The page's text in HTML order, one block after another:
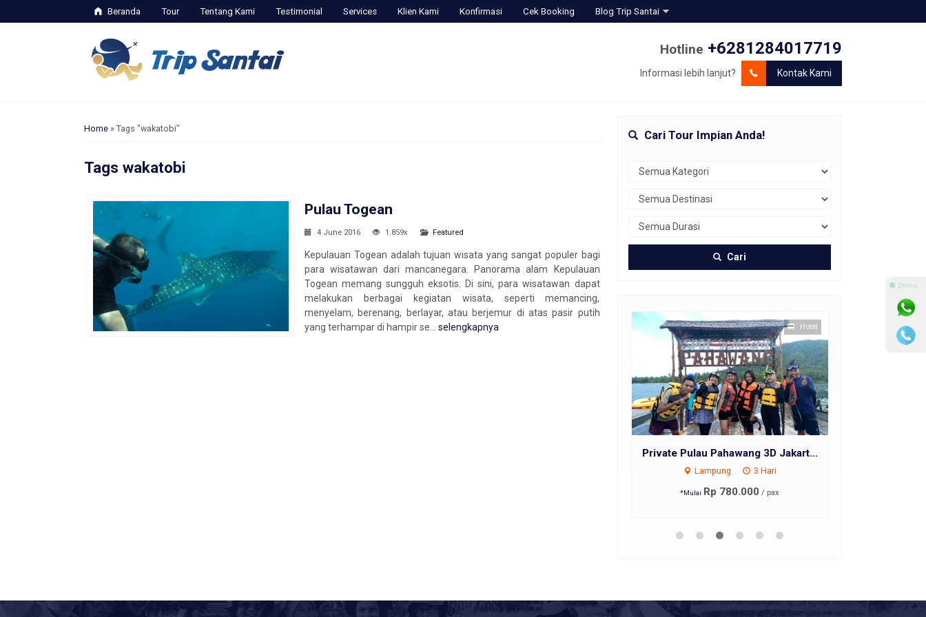
Beranda Tour Tentang Kami Testimonial Services Klien Kami Konfirmasi Cek Booking Blog Trip Santai
Hotline +6281284017719
Informasi lebih lanjut? Kontak Kami
Home » Tags "wakatobi"
Tags wakatobi
Pulau Togean
4 June 2016 1.859x Featured
Kepulauan Togean adalah tujuan wisata yang sangat populer bagi
para wisatawan dari mancanegara. Panorama alam Kepulauan
Togean memang sungguh eksotis. Di sini, para wisatawan dapat
melakukan berbagai kegiatan wisata, seperti memancing,
menyelam, berenang, berlayar, atau berjemur di atas pasir putih
yang terhampar di hampir se... selengkapnya
Cari Tour Impian Anda!
Cari
Hotel
Private Pulau Pahawang 3D Jakart...
Lampung 3 Hari
*Mulai Rp 780.000 / pax
Hotel
⚫ Online